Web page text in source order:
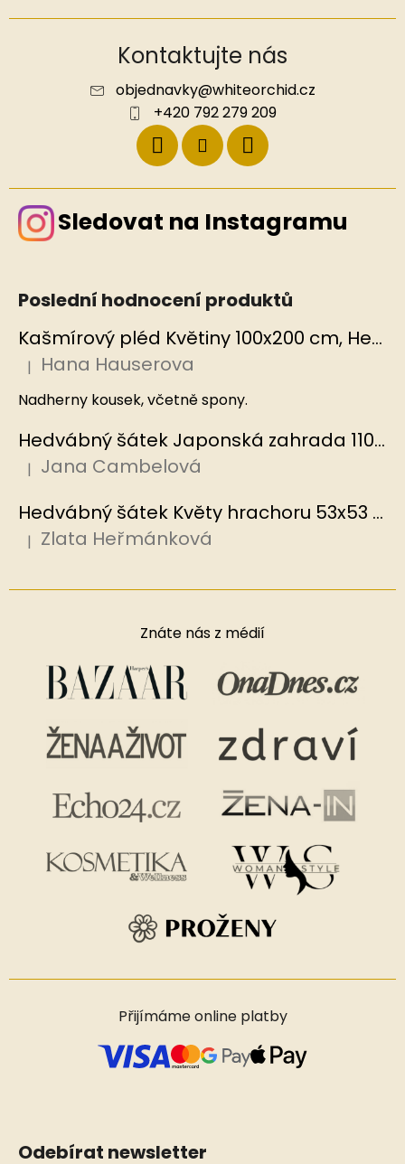
Kontaktujte nás
objednavky@whiteorchid.cz
+420 792 279 209
Sledovat na Instagramu
Poslední hodnocení produktů
Kašmírový pléd Květiny 100x200 cm, Hedvábný svět
Hodnocení produktu je 5 z 5 hvězdiček.
| Hana Hauserova
Nadherny kousek, včetně spony.
Hedvábný šátek Japonská zahrada 110x110 cm v dárkovém balení, HEDVÁBNÝ SVĚT
Hodnocení produktu je 5 z 5 hvězdiček.
| Jana Cambelová
Hedvábný šátek Květy hrachoru 53x53 cm v dárkovém balení, HEDVÁBNÝ SVĚT
Hodnocení produktu je 5 z 5 hvězdiček.
| Zlata Heřmánková
Znáte nás z médií
Přijímáme online platby
Odebírat newsletter